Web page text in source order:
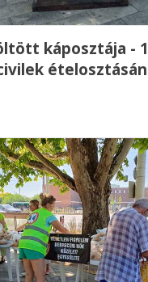
káposztája -
ételosztásán